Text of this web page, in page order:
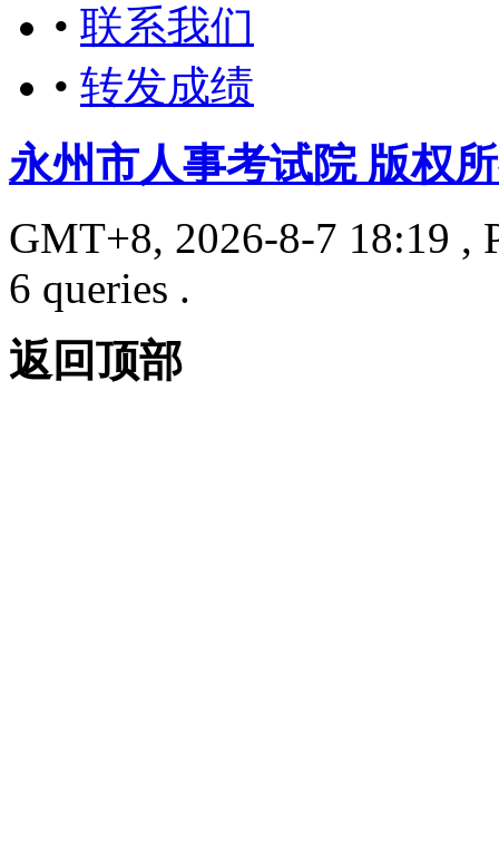
• 联系我们
• 转发成绩
永州市人事考试院 版权
GMT+8, 2026-8-7 18:19 ,
6 queries .
返回顶部